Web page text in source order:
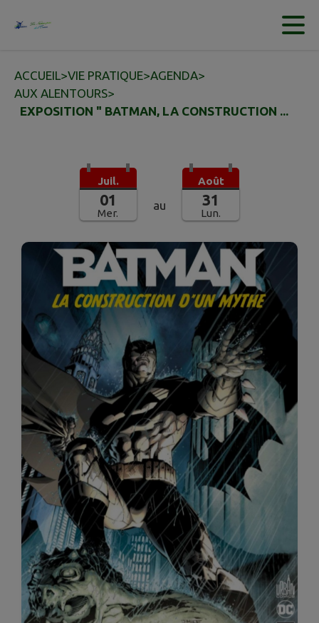
Contenu
ACCUEIL>VIE PRATIQUE>AGENDA>
AUX ALENTOURS>
EXPOSITION " BATMAN, LA CONSTRUCTION ...
Juil.
01
Mer.
au
Août
31
Lun.